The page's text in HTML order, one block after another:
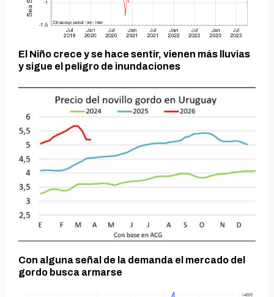
El Niño crece y se hace sentir, vienen más lluvias
y sigue el peligro de inundaciones
Con alguna señal de la demanda el mercado del
gordo busca armarse